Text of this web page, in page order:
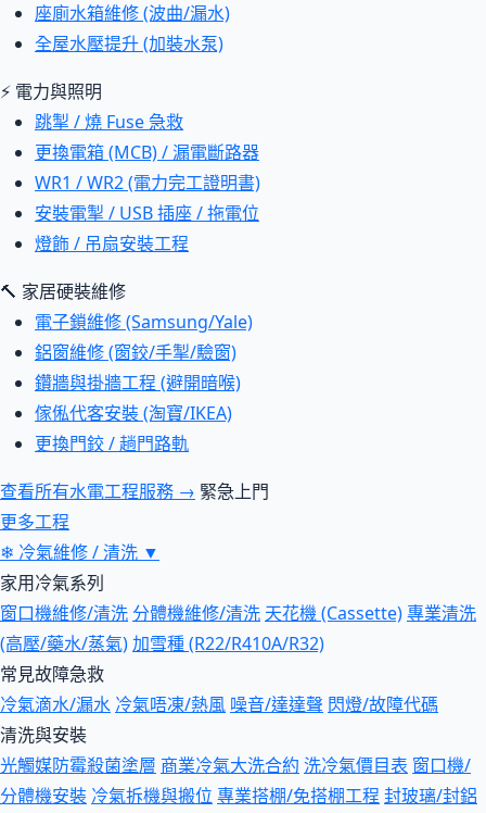
座廁水箱維修 (波曲/漏水)
全屋水壓提升 (加裝水泵)
⚡ 電力與照明
跳掣 / 燒 Fuse 急救
更換電箱 (MCB) / 漏電斷路器
WR1 / WR2 (電力完工證明書)
安裝電掣 / USB 插座 / 拖電位
燈飾 / 吊扇安裝工程
🔨 家居硬裝維修
電子鎖維修 (Samsung/Yale)
鋁窗維修 (窗鉸/手掣/驗窗)
鑽牆與掛牆工程 (避開暗喉)
傢俬代客安裝 (淘寶/IKEA)
更換門鉸 / 趟門路軌
查看所有水電工程服務 → 緊急上門
更多工程
❄ 冷氣維修 / 清洗 ▼
家用冷氣系列
窗口機維修/清洗 分體機維修/清洗 天花機 (Cassette)專業清洗
(高壓/藥水/蒸氣)加雪種 (R22/R410A/R32)
常見故障急救
冷氣滴水/漏水 冷氣唔凍/熱風 噪音/達達聲 閃燈/故障代碼
清洗與安裝
光觸媒防霉殺菌塗層 商業冷氣大洗合約 洗冷氣價目表 窗口機/
分體機安裝 冷氣拆機與搬位 專業搭棚/免搭棚工程 封玻璃/封鋁